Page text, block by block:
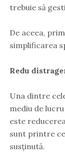
trebuie să
De aceea,
simplificarea
Redu
Una dintre
mediu de
este
sunt printre
susținută.